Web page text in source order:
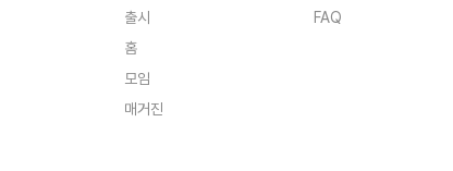
출시
홈
모임
매거진
FAQ